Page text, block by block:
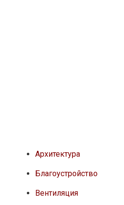
Архитектура
Благоустройство
Вентиляция